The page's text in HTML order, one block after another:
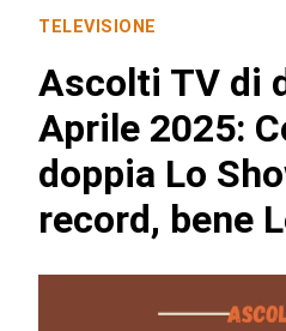
TELEVISIONE
Ascolti TV di
Aprile 2025:
doppia Lo
record, bene